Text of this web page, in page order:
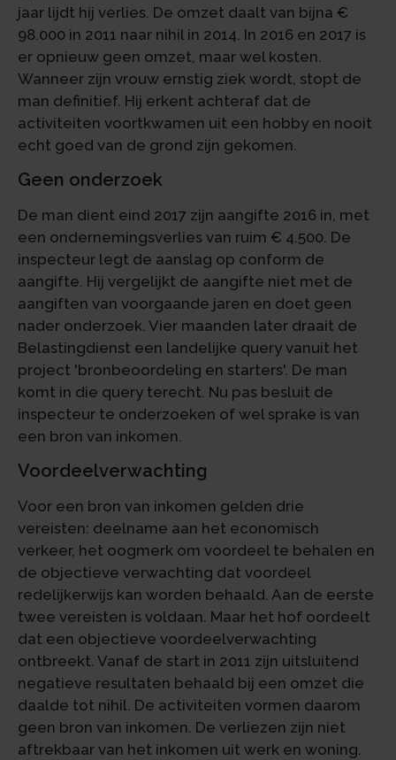
jaar lijdt hij verlies. De omzet daalt van bijna €
98.000 in 2011 naar nihil in 2014. In 2016 en 2017 is
er opnieuw geen omzet, maar wel kosten.
Wanneer zijn vrouw ernstig ziek wordt, stopt de
man definitief. Hij erkent achteraf dat de
activiteiten voortkwamen uit een hobby en nooit
echt goed van de grond zijn gekomen.
Geen onderzoek
De man dient eind 2017 zijn aangifte 2016 in, met
een ondernemingsverlies van ruim € 4.500. De
inspecteur legt de aanslag op conform de
aangifte. Hij vergelijkt de aangifte niet met de
aangiften van voorgaande jaren en doet geen
nader onderzoek. Vier maanden later draait de
Belastingdienst een landelijke query vanuit het
project 'bronbeoordeling en starters'. De man
komt in die query terecht. Nu pas besluit de
inspecteur te onderzoeken of wel sprake is van
een bron van inkomen.
Voordeelverwachting
Voor een bron van inkomen gelden drie
vereisten: deelname aan het economisch
verkeer, het oogmerk om voordeel te behalen en
de objectieve verwachting dat voordeel
redelijkerwijs kan worden behaald. Aan de eerste
twee vereisten is voldaan. Maar het hof oordeelt
dat een objectieve voordeelverwachting
ontbreekt. Vanaf de start in 2011 zijn uitsluitend
negatieve resultaten behaald bij een omzet die
daalde tot nihil. De activiteiten vormen daarom
geen bron van inkomen. De verliezen zijn niet
aftrekbaar van het inkomen uit werk en woning.